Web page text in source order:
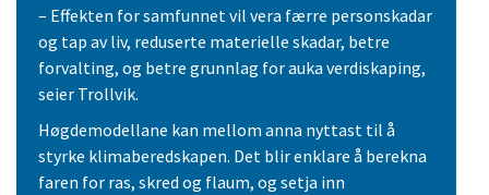
– Effekten for samfunnet vil vera færre personskadar
og tap av liv, reduserte materielle skadar, betre
forvalting, og betre grunnlag for auka verdiskaping,
seier Trollvik.
Høgdemodellane kan mellom anna nyttast til å
styrke klimaberedskapen. Det blir enklare å berekna
faren for ras, skred og flaum, og setja inn